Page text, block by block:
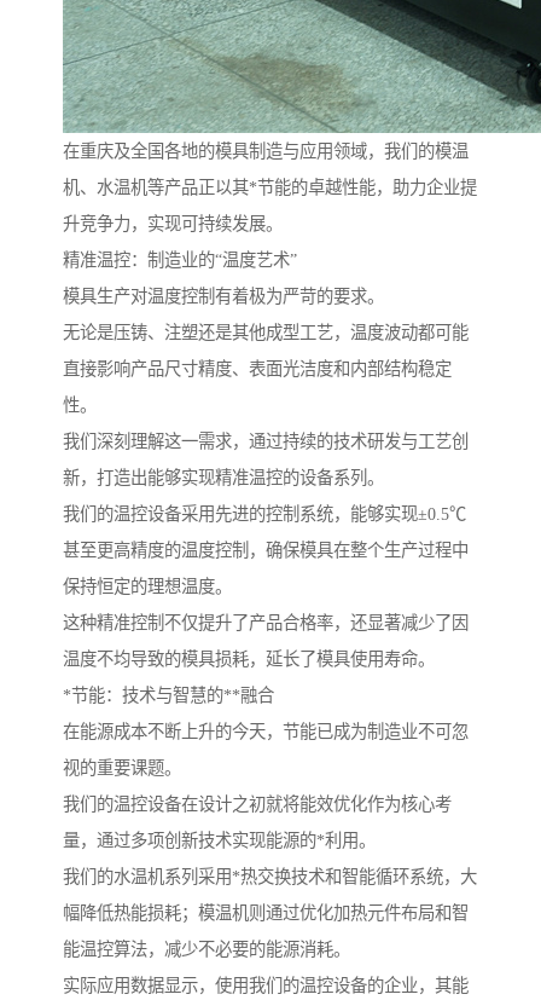
在重庆及全国各地的模具制造与应用领域，我们的模温
机、水温机等产品正以其*节能的卓越性能，助力企业提
升竞争力，实现可持续发展。
精准温控：制造业的“温度艺术”
模具生产对温度控制有着极为严苛的要求。
无论是压铸、注塑还是其他成型工艺，温度波动都可能
直接影响产品尺寸精度、表面光洁度和内部结构稳定
性。
我们深刻理解这一需求，通过持续的技术研发与工艺创
新，打造出能够实现精准温控的设备系列。
我们的温控设备采用先进的控制系统，能够实现±0.5℃
甚至更高精度的温度控制，确保模具在整个生产过程中
保持恒定的理想温度。
这种精准控制不仅提升了产品合格率，还显著减少了因
温度不均导致的模具损耗，延长了模具使用寿命。
*节能：技术与智慧的**融合
在能源成本不断上升的今天，节能已成为制造业不可忽
视的重要课题。
我们的温控设备在设计之初就将能效优化作为核心考
量，通过多项创新技术实现能源的*利用。
我们的水温机系列采用*热交换技术和智能循环系统，大
幅降低热能损耗；模温机则通过优化加热元件布局和智
能温控算法，减少不必要的能源消耗。
实际应用数据显示，使用我们的温控设备的企业，其能